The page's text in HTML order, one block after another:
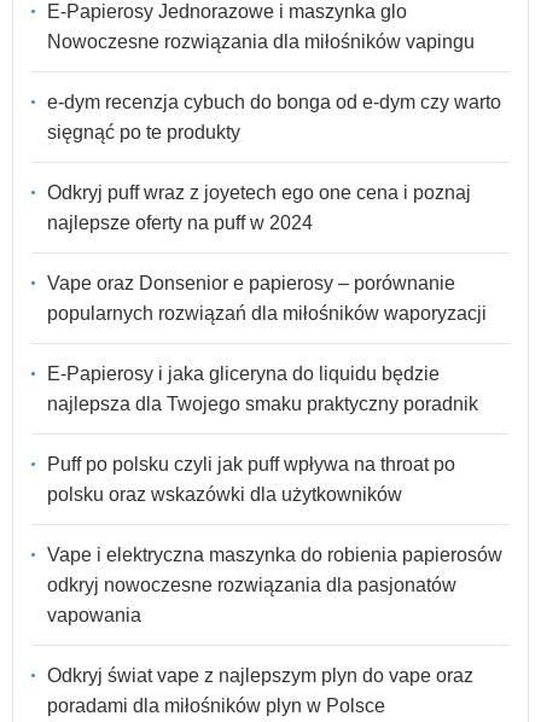
E-Papierosy Jednorazowe i maszynka glo
Nowoczesne rozwiązania dla miłośników vapingu
e-dym recenzja cybuch do bonga od e-dym czy warto
sięgnąć po te produkty
Odkryj puff wraz z joyetech ego one cena i poznaj
najlepsze oferty na puff w 2024
Vape oraz Donsenior e papierosy – porównanie
popularnych rozwiązań dla miłośników waporyzacji
E-Papierosy i jaka gliceryna do liquidu będzie
najlepsza dla Twojego smaku praktyczny poradnik
Puff po polsku czyli jak puff wpływa na throat po
polsku oraz wskazówki dla użytkowników
Vape i elektryczna maszynka do robienia papierosów
odkryj nowoczesne rozwiązania dla pasjonatów
vapowania
Odkryj świat vape z najlepszym plyn do vape oraz
poradami dla miłośników plyn w Polsce